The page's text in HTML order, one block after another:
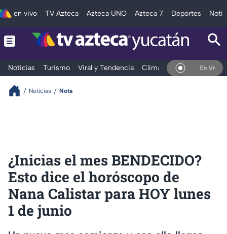
en vivo TV Azteca Azteca UNO Azteca 7 Deportes
Noticias Turismo Viral y Tendencia Clima Deportes En Vivo
Noticias Nota
¿Inicias el mes BENDECIDO?
Esto dice el horóscopo de
Nana Calistar para HOY lunes
1 de junio